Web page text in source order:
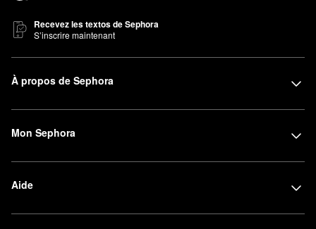
Recevez les textos de Sephora
S’inscrire maintenant
À propos de Sephora
Mon Sephora
Aide